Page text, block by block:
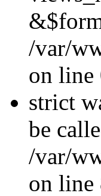
/var/
on line
strict
be
/var/
on line